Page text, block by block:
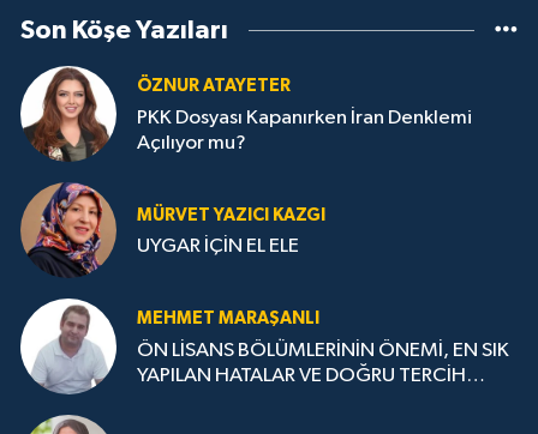
Son Köşe Yazıları
ÖZNUR ATAYETER
PKK Dosyası Kapanırken İran Denklemi
Açılıyor mu?
MÜRVET YAZICI KAZGI
UYGAR İÇİN EL ELE
MEHMET MARAŞANLI
ÖN LİSANS BÖLÜMLERİNİN ÖNEMİ, EN SIK
YAPILAN HATALAR VE DOĞRU TERCİH